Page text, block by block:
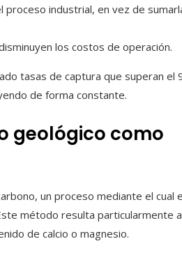
industrial, en vez de
los costos de operación.
tasas de captura que superan el
de forma constante.
geológico como
un proceso mediante el cual
método resulta particularmente
de calcio o magnesio.